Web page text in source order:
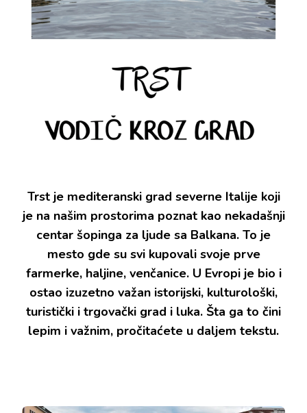
Trst je mediteranski grad severne Italije koji
je na našim prostorima poznat kao nekadašnji
centar šopinga za ljude sa Balkana. To je
mesto gde su svi kupovali svoje prve
farmerke, haljine, venčanice. U Evropi je bio i
ostao izuzetno važan istorijski, kulturološki,
turistički i trgovački grad i luka. Šta ga to čini
lepim i važnim, pročitaćete u daljem tekstu.